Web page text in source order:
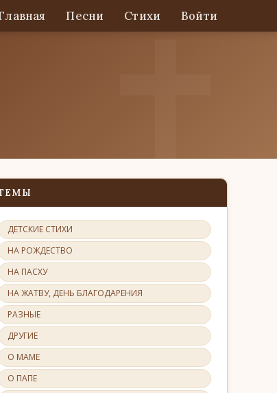
Песни Стихи Войти
ДЕТСКИЕ СТИХИ
НА РОЖДЕСТВО
НА ПАСХУ
НА ЖАТВУ, ДЕНЬ БЛАГОДАРЕНИЯ
РАЗНЫЕ
ДРУГИЕ
О МАМЕ
О ПАПЕ